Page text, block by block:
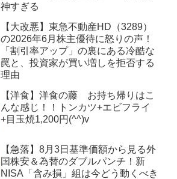
神すぎる
【大改悪】東急不動産HD（3289）
の2026年6月株主優待に怒りの声！
「割引率アップ」の裏にある冷酷な
罠と、投資家が買い増しを拒否する
理由
【洋食】洋食の藤 お持ち帰りはこ
んな感じ！！トンカツ+エビフライ
+目玉焼1,200円(^^)v
【急落】8月3日基準価額から見る外
国株安＆為替のダブルパンチ！新
NISA「含み損」組は今どう動くべき